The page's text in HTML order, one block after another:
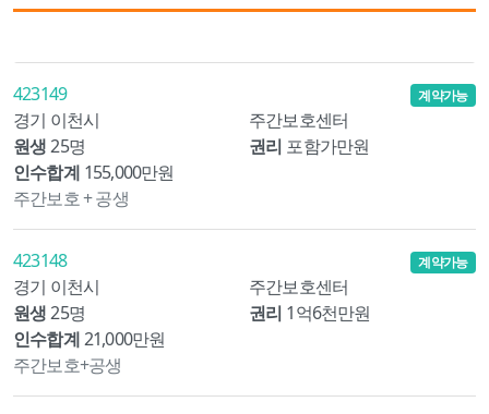
423149
경기 이천시
주간보호센터
원생 25명 권리 포함가만원
인수합계 155,000만원
계약가능
주간보호 + 공생
423148
경기 이천시
주간보호센터
원생 25명 권리 1억6천만원
인수합계21,000만원
계약가능
주간보호+공생